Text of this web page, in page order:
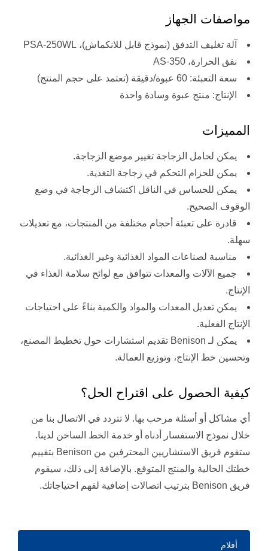
مواصفات الجهاز
آلة تغليف التدفق (نموذج قابل للانكماش)، PSA-250WL
نفق الحرارة، AS-350
سعة التعبئة: 60 عبوة/دقيقة (تعتمد على حجم المنتج)
الإنتاج: منتج عبوة وسادة واحدة
المميزات
يمكن لحامل الزجاجة تغيير موضع الزجاجة.
يمكن للحزام التحكم في زجاجة التغذية.
يمكن للحساس في الناقل اكتشاف الزجاجة في وضع
الوقوف الصحيح.
قادرة على تعبئة أحجام مختلفة من المنتجات، مع تعديلات
سهلة.
مناسبة لصناعات المواد الغذائية وغير الغذائية.
جميع الآلات والمعدات تتوافق مع لوائح سلامة الغذاء في
الإنتاج.
يمكن تعديل المعدات والمواد والكمية بناءً على احتياجات
الإنتاج الفعلية.
يمكن لـ Benison تقديم استشارات حول تخطيط المصنع،
وتحسين خط الإنتاج، وتوزيع العمالة.
كيفية الحصول على اقتراح الحل؟
أي مشاكل أو أسئلة مرحب بها. لا تتردد في الاتصال بنا من
خلال نموذج الاستفسار أدناه أو خدمة الخط الساخن لدينا.
ستقوم فريق الاستشاريين المحترفين من Benison بتقييم
خطتك الحالية والمنتج المتوقع. بالإضافة إلى ذلك، سيقوم
فريق Benison بترتيب اتصالات إضافية لفهم احتياجاتك.
أفلام